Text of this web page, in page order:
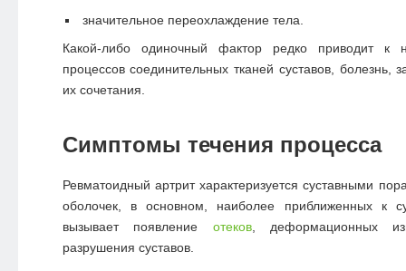
значительное переохлаждение тела.
Какой-либо одиночный фактор редко приводит к
процессов соединительных тканей суставов, болезнь,
их сочетания.
Симптомы течения процесса
Ревматоидный артрит характеризуется суставными
оболочек, в основном, наиболее приближенных к
вызывает появление отеков, деформационных
разрушения суставов.